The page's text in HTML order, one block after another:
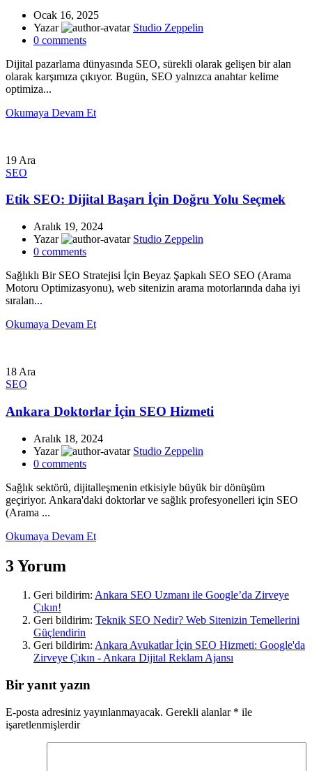
Ocak 16, 2025
Yazar
Studio Zeppelin
0 comments
Dijital pazarlama dünyasında SEO, sürekli olarak gelişen bir alan
olarak karşımıza çıkıyor. Bugün, SEO yalnızca anahtar kelime
optimiza...
Okumaya Devam Et
19 Ara
SEO
Etik SEO: Dijital Başarı İçin Doğru Yolu Seçmek
Aralık 19, 2024
Yazar
Studio Zeppelin
0 comments
Sağlıklı Bir SEO Stratejisi İçin Beyaz Şapkalı SEO SEO (Arama
Motoru Optimizasyonu), web sitenizin arama motorlarında daha iyi
sıralan...
Okumaya Devam Et
18 Ara
SEO
Ankara Doktorlar İçin SEO Hizmeti
Aralık 18, 2024
Yazar
Studio Zeppelin
0 comments
Sağlık sektörü, dijitalleşmenin etkisiyle büyük bir dönüşüm
geçiriyor. Ankara'daki doktorlar ve sağlık profesyonelleri için SEO
(Arama ...
Okumaya Devam Et
3 Yorum
Geri bildirim: Ankara SEO Uzmanı ile Google’da Zirveye
Çıkın!
Geri bildirim: Teknik SEO Nedir? Web Sitenizin Temellerini
Güçlendirin
Geri bildirim: Ankara Avukatlar İçin SEO Hizmeti: Google'da
Zirveye Çıkın - Ankara Dijital Reklam Ajansı
Bir yanıt yazın
E-posta adresiniz yayınlanmayacak. Gerekli alanlar * ile
işaretlenmişlerdir